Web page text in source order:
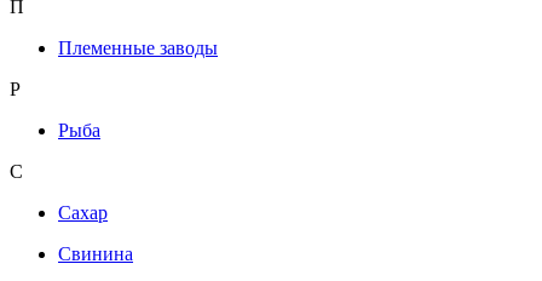
П
Племенные заводы
Р
Рыба
С
Сахар
Свинина